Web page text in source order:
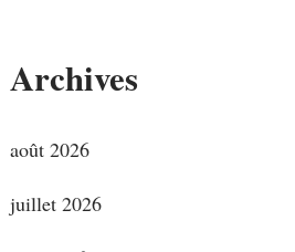
Archives
août 2026
juillet 2026